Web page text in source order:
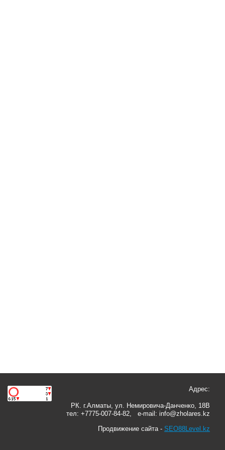
Адрес:
РК. г.Алматы, ул. Немировича-Данченко, 18В
тел: +7775-007-84-82, e-mail: info@zholares.kz
Продвижение сайта - SEO88Level.kz